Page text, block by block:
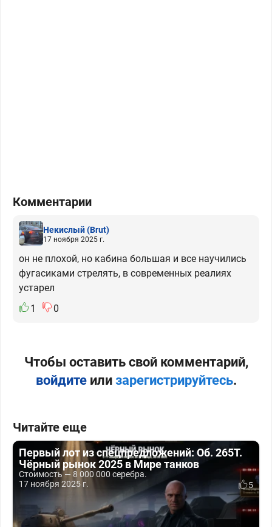
Комментарии
Некислый(Brut)
17 ноября 2025 г.
он не плохой, но кабина большая и все научились
фугасиками стрелять, в современных реалиях
устарел
1
0
Чтобы оставить свой комментарий,
войдитеили зарегистрируйтесь.
Читайте еще
Первый лот из спецпредложений: Об. 265Т.
Чёрный рынок 2025 в Мире танков
Стоимость — 8 000 000 серебра.
17 ноября 2025 г.
5